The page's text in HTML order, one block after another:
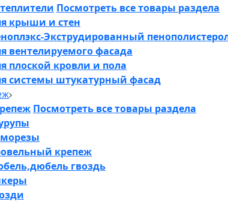
Посмотреть все товары раздела
крыши и стен
Экструдированный
вентелируемого фасада
плоской кровли и пола
системы штукатурный фасад
Посмотреть все товары раздела
крепеж
гвоздь